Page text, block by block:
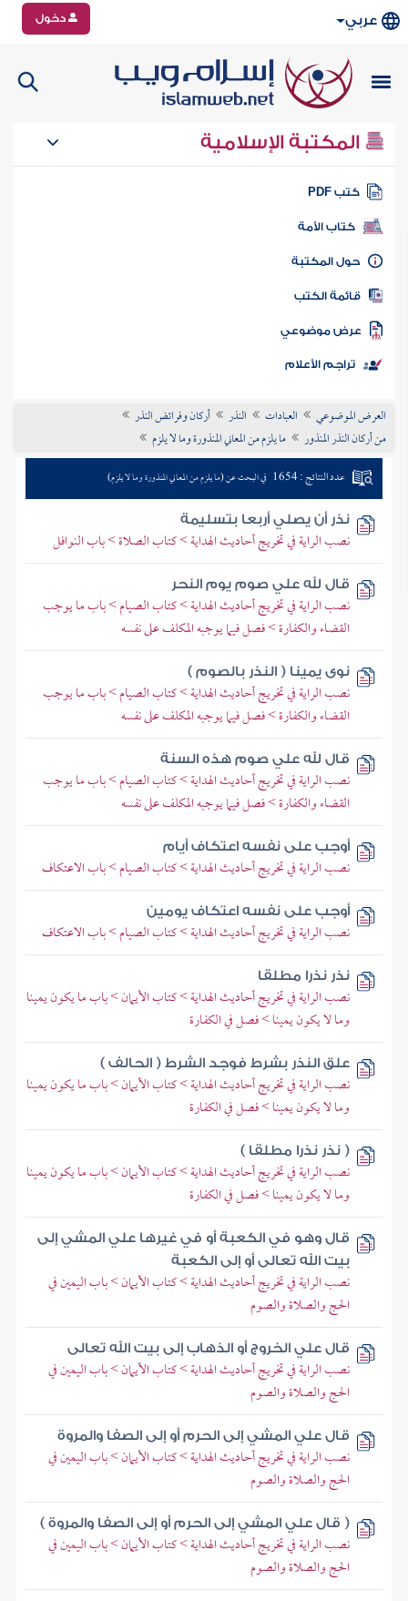
عربي دخول
المكتبة الإسلامية
كتب PDF
كتاب الأمة
المكتبة
الكتب
موضوعي
تراجم الأعلام
العرض الموضوعي العبادات النذر
أركان وفرائض النذر
من أركان النذر المنذور
ما يلزم من المعاني المنذورة وما لا يلزم
عدد النتائج : 1654 في البحث عن (ما يلزم من المعاني المنذورة وما لا يلزم)
نذر أن يصلي أربعا بتسليمة
نصب الراية في تخريج أحاديث الهداية > كتاب الصلاة > باب النوافل
قال لله علي صوم يوم النحر
نصب الراية في تخريج أحاديث الهداية > كتاب الصيام > باب ما يوجب
القضاء والكفارة > فصل فيما يوجبه المكلف على نفسه
نوى يمينا ( النذر بالصوم )
نصب الراية في تخريج أحاديث الهداية > كتاب الصيام > باب ما يوجب
القضاء والكفارة > فصل فيما يوجبه المكلف على نفسه
قال لله علي صوم هذه السنة
نصب الراية في تخريج أحاديث الهداية > كتاب الصيام > باب ما يوجب
القضاء والكفارة > فصل فيما يوجبه المكلف على نفسه
أوجب على نفسه اعتكاف أيام
نصب الراية في تخريج أحاديث الهداية > كتاب الصيام > باب الاعتكاف
أوجب على نفسه اعتكاف يومين
نصب الراية في تخريج أحاديث الهداية > كتاب الصيام > باب الاعتكاف
نذر نذرا مطلقا
نصب الراية في تخريج أحاديث الهداية > كتاب الأيمان > باب ما يكون يمينا
وما لا يكون يمينا > فصل في الكفارة
علق النذر بشرط فوجد الشرط ( الحالف )
نصب الراية في تخريج أحاديث الهداية > كتاب الأيمان > باب ما يكون يمينا
وما لا يكون يمينا > فصل في الكفارة
( نذر نذرا مطلقا )
نصب الراية في تخريج أحاديث الهداية > كتاب الأيمان > باب ما يكون يمينا
وما لا يكون يمينا > فصل في الكفارة
قال وهو في الكعبة أو في غيرها علي المشي إلى
بيت الله تعالى أو إلى الكعبة
نصب الراية في تخريج أحاديث الهداية > كتاب الأيمان > باب اليمين في
الحج والصلاة والصوم
قال علي الخروج أو الذهاب إلى بيت الله تعالى
نصب الراية في تخريج أحاديث الهداية > كتاب الأيمان > باب اليمين في
الحج والصلاة والصوم
قال علي المشي إلى الحرم أو إلى الصفا والمروة
نصب الراية في تخريج أحاديث الهداية > كتاب الأيمان > باب اليمين في
الحج والصلاة والصوم
( قال علي المشي إلى الحرم أو إلى الصفا والمروة )
نصب الراية في تخريج أحاديث الهداية > كتاب الأيمان > باب اليمين في
الحج والصلاة والصوم